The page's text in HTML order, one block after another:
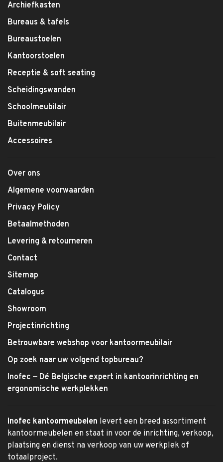
Archiefkasten
Bureaus & tafels
Bureaustoelen
Kantoorstoelen
Receptie & soft seating
Scheidingswanden
Schoolmeubilair
Buitenmeubilair
Accessoires
Over ons
Algemene voorwaarden
Privacy Policy
Betaalmethoden
Levering & retourneren
Contact
Sitemap
Catalogus
Showroom
Projectinrichting
Betrouwbare webshop voor kantoormeubilair
Op zoek naar uw volgend topbureau?
Inofec — Dé Belgische expert in kantoorinrichting en
ergonomische werkplekken
Inofec kantoormeubelen levert een breed assortiment
kantoormeubelen en staat in voor de inrichting, verkoop,
plaatsing en dienst na verkoop van uw werkplek of
totaalproject.